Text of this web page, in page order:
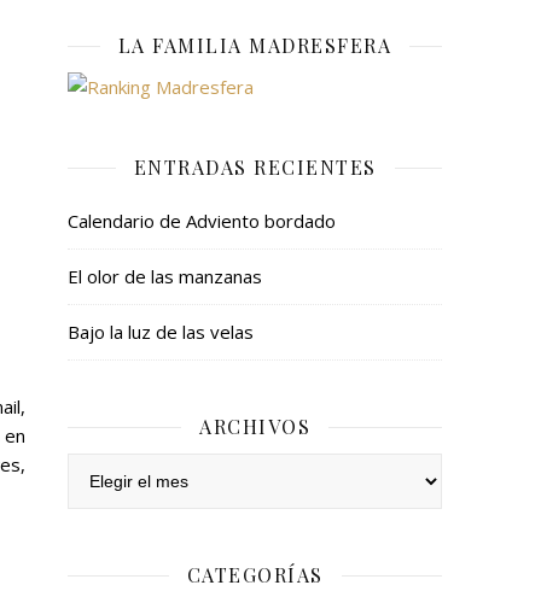
LA FAMILIA MADRESFERA
ENTRADAS RECIENTES
Calendario de Adviento bordado
El olor de las manzanas
Bajo la luz de las velas
ARCHIVOS
CATEGORÍAS